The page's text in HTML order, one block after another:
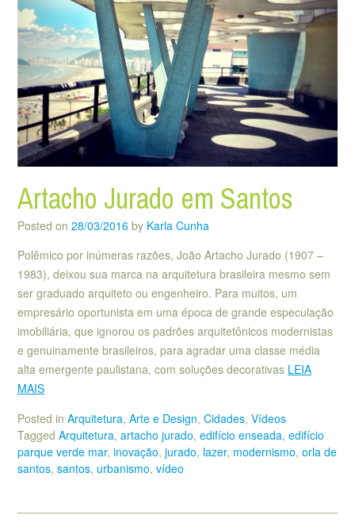
Artacho Jurado em Santos
Posted on 28/03/2016 by Karla Cunha
Polêmico por inúmeras razões, João Artacho Jurado (1907 –
1983), deixou sua marca na arquitetura brasileira mesmo sem
ser graduado arquiteto ou engenheiro. Para muitos, um
empresário oportunista em uma época de grande especulação
imobiliária, que ignorou os padrões arquitetônicos modernistas
e genuinamente brasileiros, para agradar uma classe média
alta emergente paulistana, com soluções decorativas LEIA
MAIS
Posted in Arquitetura, Arte e Design, Cidades, Vídeos
Tagged Arquitetura, artacho jurado, edifício enseada, edifício
parque verde mar, inovação, jurado, lazer, modernismo, orla de
santos, santos, urbanismo, vídeo